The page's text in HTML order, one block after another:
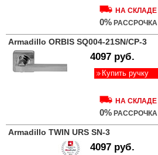
НА СКЛАДЕ
0% РАССРОЧКА
Armadillo ORBIS SQ004-21SN/CP-3
4097 руб.
Купить ручку
НА СКЛАДЕ
0% РАССРОЧКА
Armadillo TWIN URS SN-3
4097 руб.